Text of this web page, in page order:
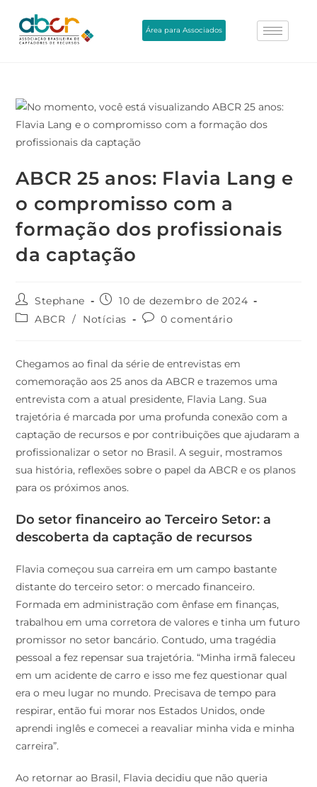
Área para Associados
ABCR 25 anos: Flavia Lang e
o compromisso com a
formação dos profissionais
da captação
Stephane
10 de dezembro de 2024
ABCR / Notícias 0 comentário
Chegamos ao final da série de entrevistas em
comemoração aos 25 anos da ABCR e trazemos uma
entrevista com a atual presidente, Flavia Lang. Sua
trajetória é marcada por uma profunda conexão com a
captação de recursos e por contribuições que ajudaram a
profissionalizar o setor no Brasil. A seguir, mostramos
sua história, reflexões sobre o papel da ABCR e os planos
para os próximos anos.
Do setor financeiro ao Terceiro Setor: a
descoberta da captação de recursos
Flavia começou sua carreira em um campo bastante
distante do terceiro setor: o mercado financeiro.
Formada em administração com ênfase em finanças,
trabalhou em uma corretora de valores e tinha um futuro
promissor no setor bancário. Contudo, uma tragédia
pessoal a fez repensar sua trajetória. “Minha irmã faleceu
em um acidente de carro e isso me fez questionar qual
era o meu lugar no mundo. Precisava de tempo para
respirar, então fui morar nos Estados Unidos, onde
aprendi inglês e comecei a reavaliar minha vida e minha
carreira”.
Ao retornar ao Brasil, Flavia decidiu que não queria